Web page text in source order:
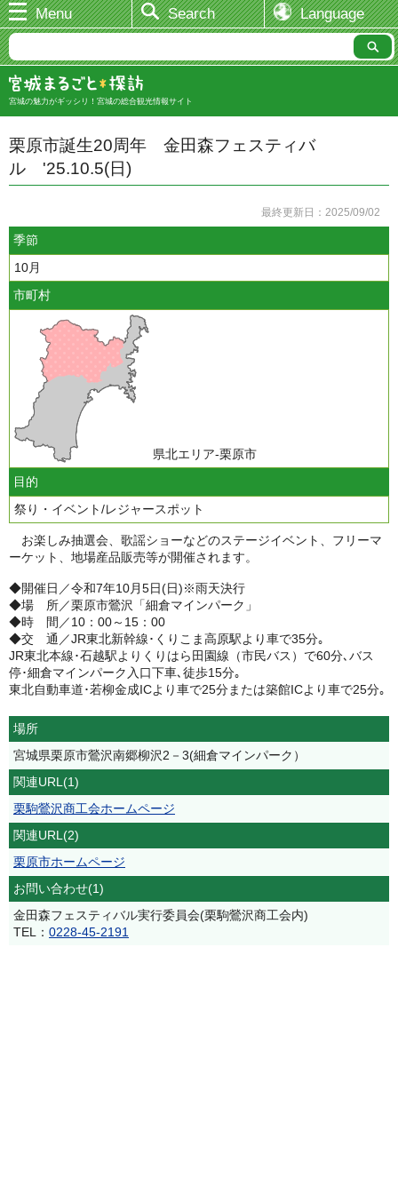
Menu Search Language
宮城の魅力がギッシリ！宮城の総合観光情報サイト
栗原市誕生20周年 金田森フェスティバ
ル '25.10.5(日)
最終更新日：2025/09/02
季節
10月
市町村
県北エリア-栗原市
目的
祭り・イベント/レジャースポット
お楽しみ抽選会、歌謡ショーなどのステージイベント、フリーマ
ーケット、地場産品販売等が開催されます。
◆開催日／令和7年10月5日(日)※雨天決行
◆場 所／栗原市鶯沢「細倉マインパーク」
◆時 間／10：00～15：00
◆交 通／JR東北新幹線･くりこま高原駅より車で35分｡
JR東北本線･石越駅よりくりはら田園線（市民バス）で60分､バス
停･細倉マインパーク入口下車､徒歩15分｡
東北自動車道･若柳金成ICより車で25分または築館ICより車で25分｡
場所
宮城県栗原市鶯沢南郷柳沢2－3(細倉マインパーク）
関連URL(1)
栗駒鶯沢商工会ホームページ
関連URL(2)
栗原市ホームページ
お問い合わせ(1)
金田森フェスティバル実行委員会(栗駒鶯沢商工会内)
TEL： 0228-45-2191